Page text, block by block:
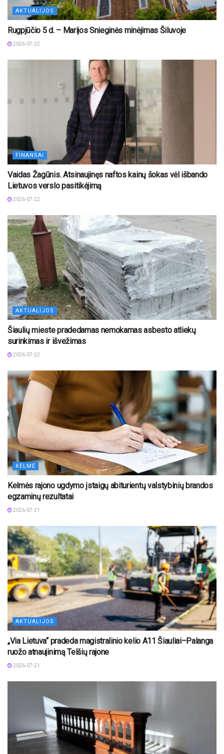
AKTUALIJOS
Rugpjūčio 5 d. – Marijos Snieginės minėjimas Šiluvoje
2026-07-22
FINANSAI
Vaidas Žagūnis. Atsinaujinęs naftos kainų šokas vėl išbando
Lietuvos verslo pasitikėjimą
2026-07-22
AKTUALIJOS
Šiaulių mieste pradedamas nemokamas asbesto atliekų
surinkimas ir išvežimas
2026-07-22
KELMĖ
Kelmės rajono ugdymo įstaigų abiturientų valstybinių brandos
egzaminų rezultatai
2026-07-21
AKTUALIJOS
„Via Lietuva“ pradeda magistralinio kelio A11 Šiauliai–Palanga
ruožo atnaujinimą Telšių rajone
2026-07-21